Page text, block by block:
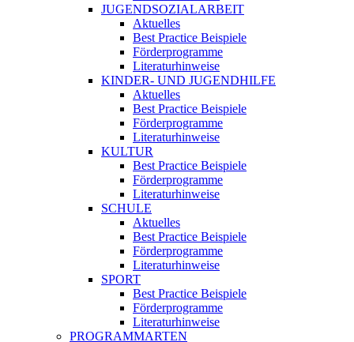
JUGENDSOZIALARBEIT
Aktuelles
Best Practice Beispiele
Förderprogramme
Literaturhinweise
KINDER- UND JUGENDHILFE
Aktuelles
Best Practice Beispiele
Förderprogramme
Literaturhinweise
KULTUR
Best Practice Beispiele
Förderprogramme
Literaturhinweise
SCHULE
Aktuelles
Best Practice Beispiele
Förderprogramme
Literaturhinweise
SPORT
Best Practice Beispiele
Förderprogramme
Literaturhinweise
PROGRAMMARTEN